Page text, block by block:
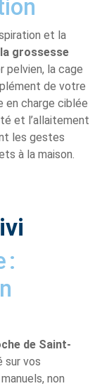
et la
grossesse
pelvien, la cage
de votre
en charge ciblée
et l’allaitement
les gestes
à la maison.
:
de Saint-
sur vos
non